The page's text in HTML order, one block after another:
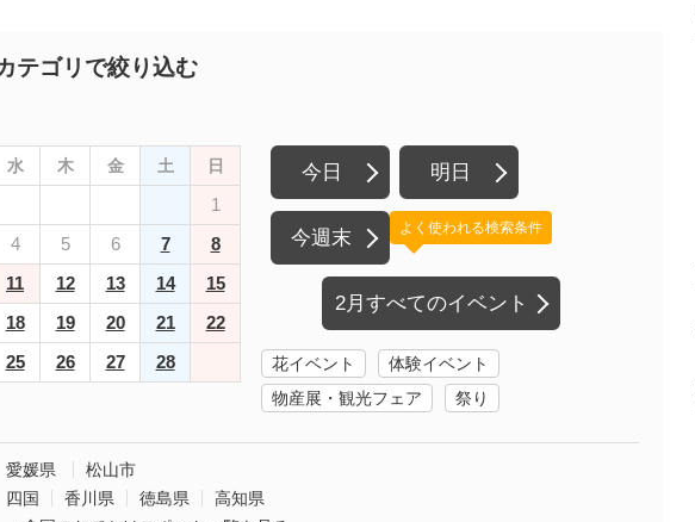
テゴリで絞り込む
水 木 金 土 日
1
4 5 6 7
8
11 12 13 14
15
18 19 20 21
22
25 26 27 28
今日 明日
今週末
2月すべてのイベント
よく使われる検索条件
花イベント
体験イベント
物産展・観光フェア
祭り
愛媛県
松山市
四国
香川県 徳島県
高知県